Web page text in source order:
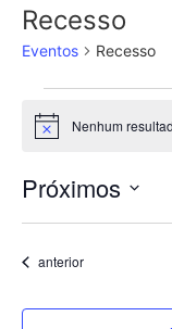
Recesso
Eventos Recesso
Notice Nenhum
Próximos
a
Eventos
anterior